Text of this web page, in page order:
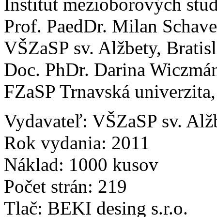
Prof. PaedDr. Milan
VŠZaSP sv. Alžbety,
Doc. PhDr. Darina
FZaSP Trnavská
Vydavateľ: VŠZaSP sv.
Rok vydania: 2011
Náklad: 1000 kusov
Počet strán: 219
Tlač: BEKI desing s.r.o.